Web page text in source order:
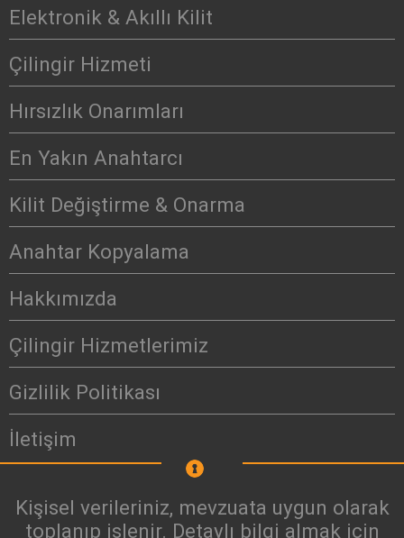
Elektronik & Akıllı Kilit
Çilingir Hizmeti
Hırsızlık Onarımları
En Yakın Anahtarcı
Kilit Değiştirme & Onarma
Anahtar Kopyalama
Hakkımızda
Çilingir Hizmetlerimiz
Gizlilik Politikası
İletişim
Kişisel verileriniz, mevzuata uygun olarak
toplanıp işlenir. Detaylı bilgi almak için